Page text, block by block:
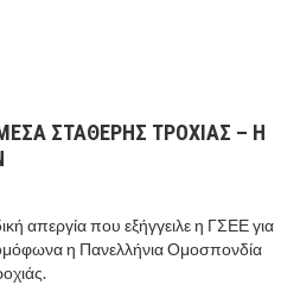
ΣΤΑΘΕΡΗΣ ΤΡΟΧΙΑΣ – Η
απεργία που εξήγγειλε η ΓΣΕΕ για
η Πανελλήνια Ομοσπονδία